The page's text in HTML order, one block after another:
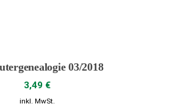
03/2018
3,49 €
inkl. MwSt.